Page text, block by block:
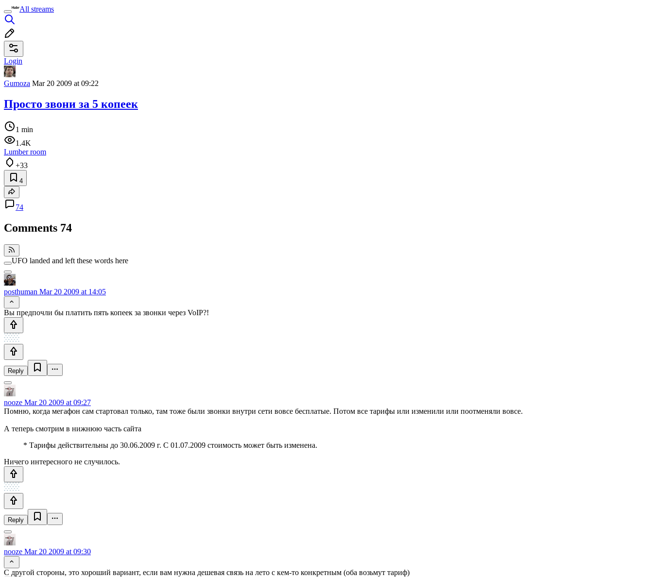
All streams
Login
Gumoza Mar 20 2009 at 09:22
Просто звони за 5 копеек
1 min
1.4K
Lumber room
+33
4
74
Comments 74
UFO landed and left these words here
posthuman Mar 20 2009 at 14:05
Вы предпочли бы платить пять копеек за звонки через VoIP?!
Reply
nooze Mar 20 2009 at 09:27
Помню, когда мегафон сам стартовал только, там тоже были звонки внутри сети вовсе бесплатые. Потом все тарифы или изменили или поотменяли вовсе.
А теперь смотрим в нижнюю часть сайта
* Тарифы действительны до 30.06.2009 г. С 01.07.2009 стоимость может быть изменена.
Ничего интересного не случилось.
Reply
nooze Mar 20 2009 at 09:30
С другой стороны, это хороший вариант, если вам нужна дешевая связь на лето с кем-то конкретным (оба возьмут тариф)